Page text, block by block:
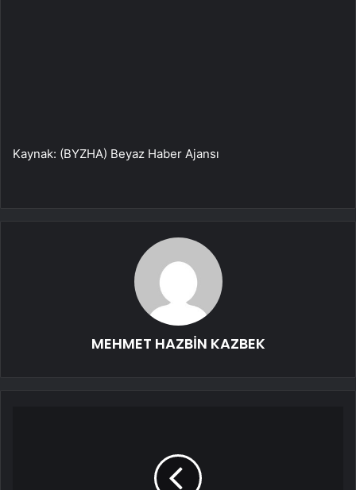
Kaynak: (BYZHA) Beyaz Haber Ajansı
MEHMET HAZBİN KAZBEK